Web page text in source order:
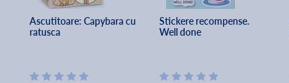
Ascutitoare: Capybara cu
ratusca
Stickere recompense.
Well done